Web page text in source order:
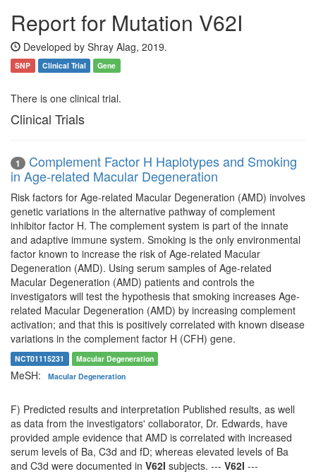
Report for Mutation V62I
Developed by Shray Alag, 2019.
SNP Clinical Trial Gene
There is one clinical trial.
Clinical Trials
1
Complement Factor H Haplotypes and Smoking
in Age-related Macular Degeneration
Risk factors for Age-related Macular Degeneration (AMD) involves
genetic variations in the alternative pathway of complement
inhibitor factor H. The complement system is part of the innate
and adaptive immune system. Smoking is the only environmental
factor known to increase the risk of Age-related Macular
Degeneration (AMD). Using serum samples of Age-related
Macular Degeneration (AMD) patients and controls the
investigators will test the hypothesis that smoking increases Age-
related Macular Degeneration (AMD) by increasing complement
activation; and that this is positively correlated with known disease
variations in the complement factor H (CFH) gene.
NCT01115231 Macular Degeneration
MeSH: Macular Degeneration
F) Predicted results and interpretation Published results, as well
as data from the investigators' collaborator, Dr. Edwards, have
provided ample evidence that AMD is correlated with increased
serum levels of Ba, C3d and fD; whereas elevated levels of Ba
and C3d were documented in V62I subjects. --- V62I ---